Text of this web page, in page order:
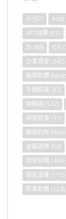
AI (67)
APT攻擊 (53)
fb (68) IOE
企業資安 (342)
勒索軟體
手機病毒 (87)
物聯網 (132)
綁架病毒 (57)
網路釣魚
虛擬貨幣 (58)
資安新聞 (464)
資安漫畫 (115)
防毒軟體 (124)